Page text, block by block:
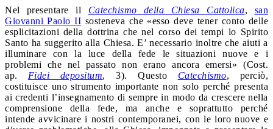
Nel presentare il Catechismo della Chiesa Cattolica, san
Giovanni Paolo II sosteneva che «esso deve tener conto delle
esplicitazioni della dottrina che nel corso dei tempi lo Spirito
Santo ha suggerito alla Chiesa. E’ necessario inoltre che aiuti a
illuminare con la luce della fede le situazioni nuove e i
problemi che nel passato non erano ancora emersi» (Cost.
ap. Fidei depositum, 3). Questo Catechismo, perciò,
costituisce uno strumento importante non solo perché presenta
ai credenti l’insegnamento di sempre in modo da crescere nella
comprensione della fede, ma anche e soprattutto perché
intende avvicinare i nostri contemporanei, con le loro nuove e